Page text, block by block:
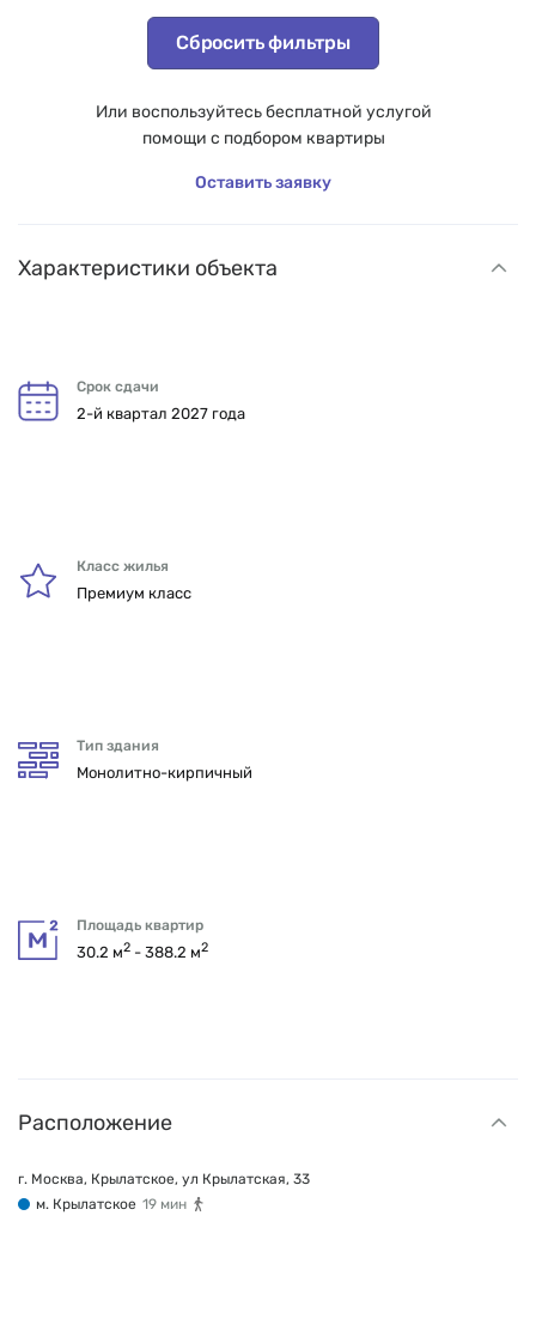
Сбросить фильтры
Или воспользуйтесь бесплатной услугой
помощи с подбором квартиры
Оставить заявку
Характеристики объекта
Срок сдачи
2-й квартал 2027 года
Класс жилья
Премиум класс
Тип здания
Монолитно-кирпичный
Площадь квартир
30.2 м2 - 388.2 м2
Расположение
г. Москва, Крылатское, ул Крылатская, 33
м. Крылатское 19 мин